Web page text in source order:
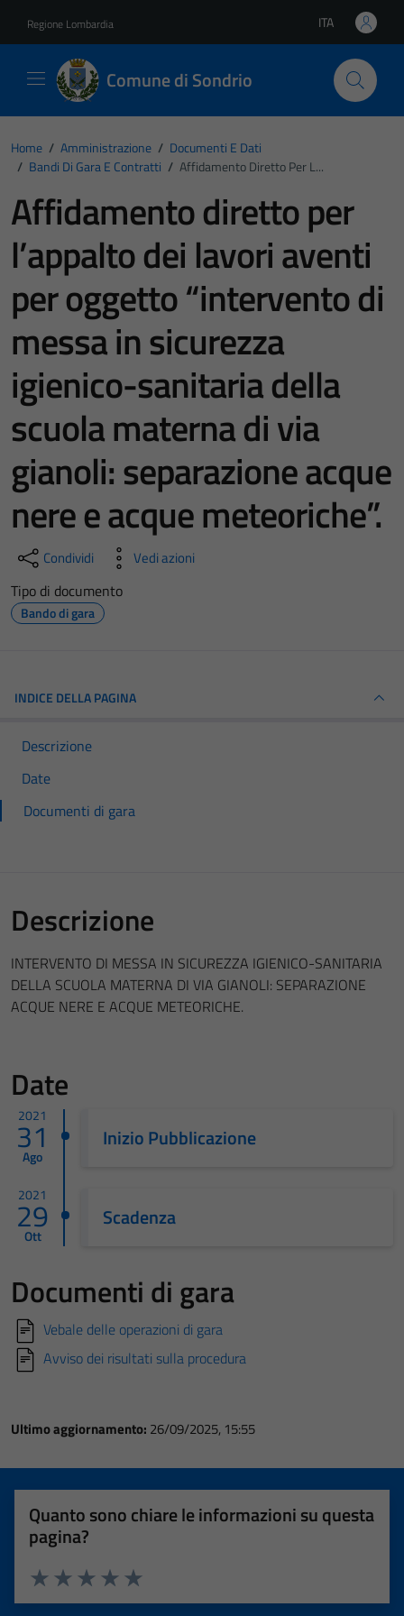
Regione Lombardia Lingua attiva:
ITA
Comune di Sondrio
Home / Amministrazione / Documenti E Dati
/ Bandi Di Gara E Contratti / Affidamento Diretto Per L...
Affidamento diretto per
l’appalto dei lavori aventi
per oggetto “intervento di
messa in sicurezza
igienico-sanitaria della
scuola materna di via
gianoli: separazione acque
nere e acque meteoriche”.
Condividi Vedi azioni
Tipo di documento
Bando di gara
INDICE DELLA PAGINA
Descrizione
Date
Documenti di gara
Descrizione
INTERVENTO DI MESSA IN SICUREZZA IGIENICO-SANITARIA
DELLA SCUOLA MATERNA DI VIA GIANOLI: SEPARAZIONE
ACQUE NERE E ACQUE METEORICHE.
Date
2021
31
Ago
Inizio Pubblicazione
2021
29
Ott
Scadenza
Documenti di gara
Vebale delle operazioni di gara
Avviso dei risultati sulla procedura
Ultimo aggiornamento: 26/09/2025, 15:55
Quanto sono chiare le informazioni su questa
pagina?
Valuta 5 stelle su 5
Valuta 4 stelle su 5
Valuta 3 stelle su 5
Valuta 2 stelle su 5
Valuta 1 stelle su 5